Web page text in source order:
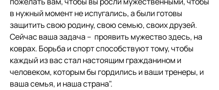
в нужный момент не испугались, а были готовы
защитить свою родину, свою семью, своих друзей.
Сейчас ваша задача – проявить мужество здесь, на
коврах. Борьба и спорт способствуют тому, чтобы
каждый из вас стал настоящим гражданином и
человеком, которым бы гордились и ваши тренеры, и
ваша семья, и наша страна".